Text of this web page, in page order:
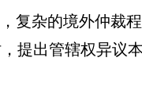
杂的境外仲裁
提出管辖权异议